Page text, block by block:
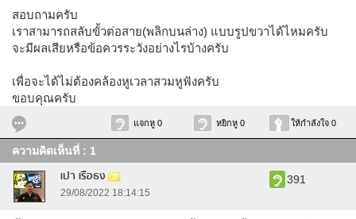
สอบถามครับ
เราสามารถสลับขั้วต่อสาย(พลิกบนล่าง) แบบรูปขวาได้ไหมครับ
จะมีผลเสียหรือข้อควรระวังอย่างไรบ้างครับ
เพื่อจะได้ไม่ต้องคล้องหูเวลาสวมหูฟังครับ
ขอบคุณครับ
แจกหู 0 หยิกหู 0 ให้กำลังใจ 0
ความคิดเห็นที่ : 1
เปา เรือธง
29/08/2022 18:14:15
391